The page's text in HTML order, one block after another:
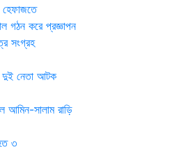
হেফাজতে
গঠন করে প্রজ্ঞাপন
সংগ্রহ
দুই নেতা আটক
আমিন-সালাম রাড়ি
৩